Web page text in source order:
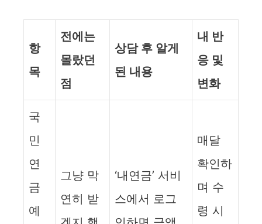
항
목
전에는
몰랐던
점
상담 후 알게
된 내용
내 반
응 및
변화
국
민
연
금
예
그냥 막
연히 받
‘내연금’ 서비
스에서 로그
매달
확인하
며 수
령 시